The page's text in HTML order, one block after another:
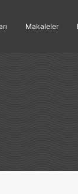
Makaleler